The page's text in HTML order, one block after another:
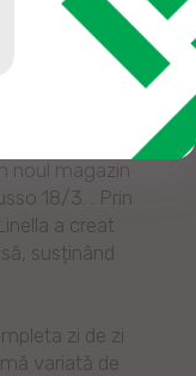
și pentru a te
rețeaua de
pentru
noul magazin
18/3. . Prin
a creat
susținând
zi de zi
variată de